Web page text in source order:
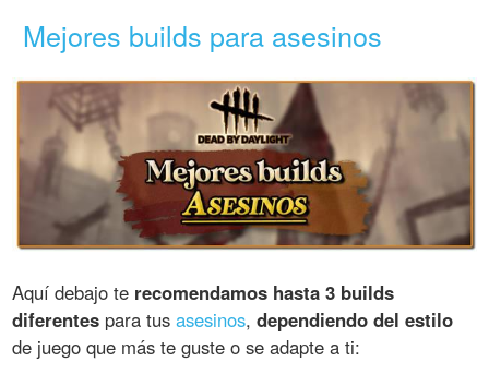
Mejores builds para asesinos
Aquí debajo te recomendamos hasta 3 builds
diferentes para tusasesinos,dependiendo del estilo
de juego que más te guste o se adapte a ti: